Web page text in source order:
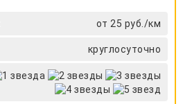
от 25 руб./км
круглосуточно